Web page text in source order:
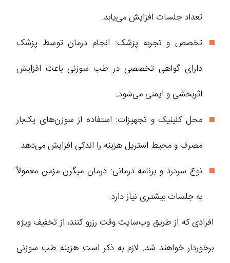
تعداد جلسات افزایش می‌یابد.
تخصص و تجربه پزشک: انجام درمان توسط پزشک
دارای گواهی تخصصی در طب سوزنی باعث افزایش
اثربخشی و ایمنی می‌شود.
محل کلینیک و تجهیزات: استفاده از سوزن‌های یک‌بار
مصرف و محیط استریل هزینه را اندکی افزایش می‌دهد.
نوع سردرد و برنامه درمانی: درمان میگرن مزمن معمولاً
به جلسات بیشتری نیاز دارد.
افرادی که از طریق وب‌سایت وقت رزرو کنند، از تخفیف ویژه
برخوردار خواهند شد. لازم به ذکر است هزینه طب سوزنی